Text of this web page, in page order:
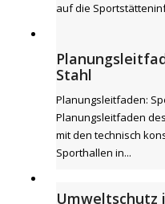
auf die
Stahl
Planungsleitfaden:
Planungsleitfaden
mit den technisch
Sporthallen in...
Umweltschutz